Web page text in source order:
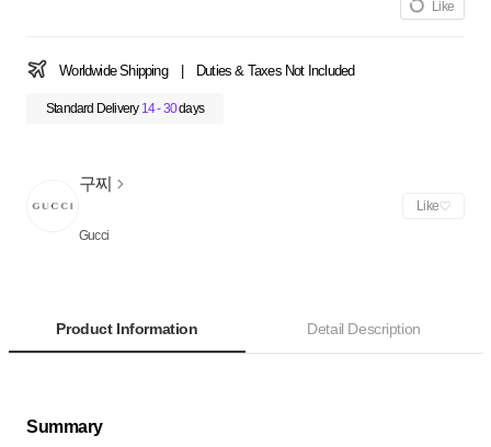
Like
Worldwide Shipping Duties & Taxes Not Included
Standard Delivery 14 - 30days
구찌
Gucci
Like
Product Information Detail Description
Summary